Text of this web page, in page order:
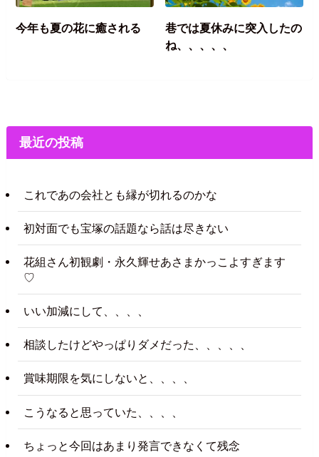
今年も夏の花に癒される
巷では夏休みに突入したの
ね、、、、、
最近の投稿
これであの会社とも縁が切れるのかな
初対面でも宝塚の話題なら話は尽きない
花組さん初観劇・永久輝せあさまかっこよすぎます
♡
いい加減にして、、、、
相談したけどやっぱりダメだった、、、、、
賞味期限を気にしないと、、、、
こうなると思っていた、、、、
ちょっと今回はあまり発言できなくて残念